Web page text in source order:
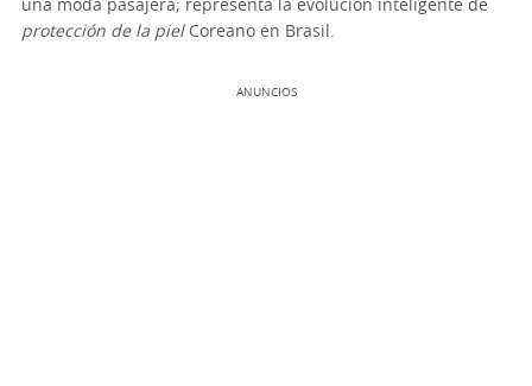
una moda pasajera; representa la evolución inteligente de
protección de la pielCoreano en Brasil.
ANUNCIOS